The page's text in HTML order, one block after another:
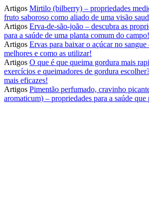
Artigos Mirtilo (bilberry) – propriedades
fruto saboroso como aliado de uma visão
Artigos Erva-de-são-joão – descubra as
para a saúde de uma planta comum do campo!
Artigos Ervas para baixar o açúcar no sangue
melhores e como as utilizar!
Artigos O que é que queima gordura mais
exercícios e queimadores de gordura
mais eficazes!
Artigos Pimentão perfumado, cravinho
aromaticum) – propriedades para a saúde que